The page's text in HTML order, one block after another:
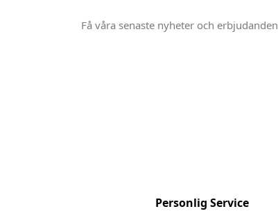
Få våra senaste nyheter och erbjudanden
Personlig Service